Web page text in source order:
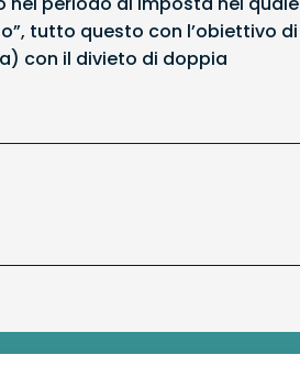
tutto questo con l’obiettivo di
con il divieto di doppia